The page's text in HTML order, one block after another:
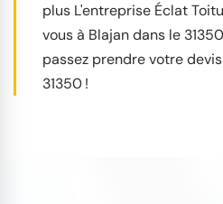
plus L'entreprise Éclat
vous à Blajan dans le
passez prendre votre
31350 !